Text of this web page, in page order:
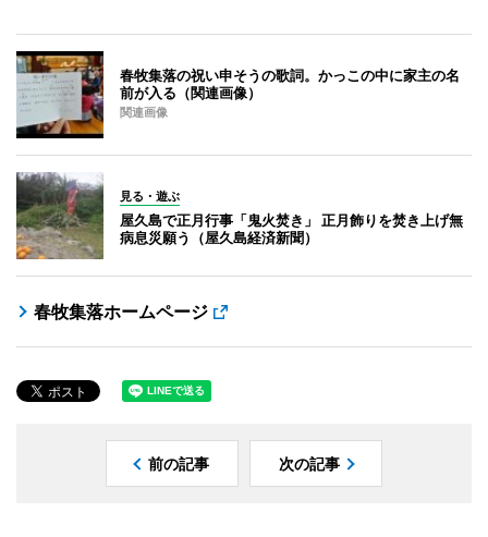
春牧集落の祝い申そうの歌詞。かっこの中に家主の名
前が入る（関連画像）
関連画像
見る・遊ぶ
屋久島で正月行事「鬼火焚き」 正月飾りを焚き上げ無
病息災願う（屋久島経済新聞）
春牧集落ホームページ
前の記事 次の記事